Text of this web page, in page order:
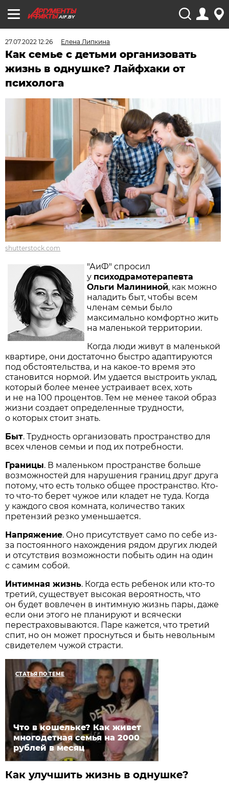
AIF.BY
27.07.2022 12:26 Елена Липкина
Как семье с детьми организовать
жизнь в однушке? Лайфхаки от
психолога
shutterstock.com
"АиФ" спросил
у психодрамотерапевта
Ольги Малининой, как можно
наладить быт, чтобы всем
членам семьи было
максимально комфортно жить
на маленькой территории.
Когда люди живут в маленькой
квартире, они достаточно быстро адаптируются
под обстоятельства, и на какое-то время это
становится нормой. Им удается выстроить уклад,
который более менее устраивает всех, хоть
и не на 100 процентов. Тем не менее такой образ
жизни создает определенные трудности,
о которых стоит знать.
Быт. Трудность организовать пространство для
всех членов семьи и под их потребности.
Границы. В маленьком пространстве больше
возможностей для нарушения границ друг друга
потому, что есть только общее пространство. Кто-
то что-то берет чужое или кладет не туда. Когда
у каждого своя комната, количество таких
претензий резко уменьшается.
Напряжение. Оно присутствует само по себе из-
за постоянного нахождения рядом других людей
и отсутствия возможности побыть один на один
с самим собой.
Интимная жизнь. Когда есть ребенок или кто-то
третий, существует высокая вероятность, что
он будет вовлечен в интимную жизнь пары, даже
если они этого не планируют и всячески
перестраховываются. Паре кажется, что третий
спит, но он может проснуться и быть невольным
свидетелем чужой страсти.
СТАТЬЯ ПО ТЕМЕ
Что в кошельке? Как живет
многодетная семья на 2000
рублей в месяц
Как улучшить жизнь в однушке?